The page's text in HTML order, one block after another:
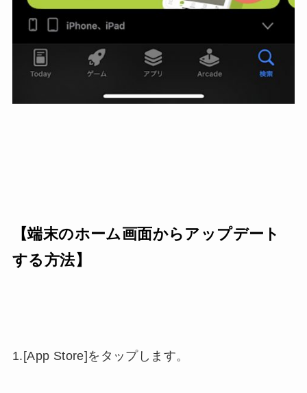
【端末のホーム画面からアップデート
する方法】
1.[App Store]をタップします。